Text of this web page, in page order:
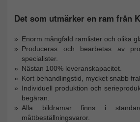
Det som utmärker en ram från
Enorm mångfald ramlister och olika
Produceras och bearbetas av
specialister.
Nästan 100% leveranskapacitet.
Kort behandlingstid, mycket snabb
Individuell produktion och
begäran.
Alla bildramar finns i
måttbeställningsvaror.